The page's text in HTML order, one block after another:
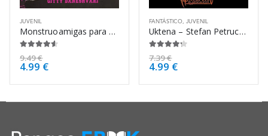
JUVENIL
Monstruoamigas para siempre – Gitty Daneshvari
9.49€
4.99 €
FANTÁSTICO JUVENIL
Uktena – Stefan Petrucha
7.39€
4.99 €